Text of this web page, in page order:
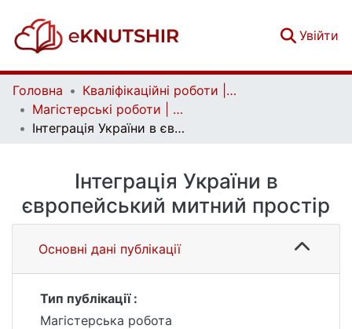
Увійти
Головна
Кваліфікаційні роботи | Qualifying works
Магістерські роботи | Master's theses
Інтеграція України в європейський митний простір
Інтеграція України в
європейський митний простір
Основні дані публікації
Тип публікації :
Магістерська робота